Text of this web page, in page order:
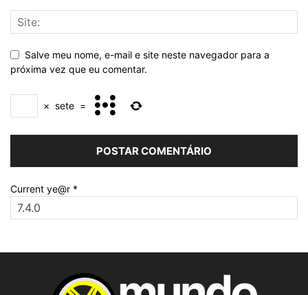
Salve meu nome, e-mail e site neste navegador para a
próxima vez que eu comentar.
× sete =
Current ye@r *